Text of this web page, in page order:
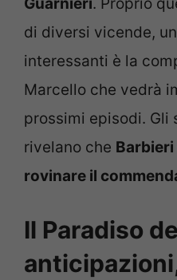
di diversi vicende,
interessanti è la
Marcello che vedrà
prossimi episodi. Gli
rivelano che Barbieri
rovinare il
Il Paradiso